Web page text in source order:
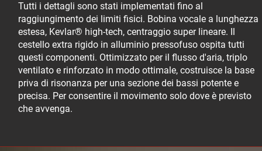
Tutti i dettagli sono stati implementati fino al
raggiungimento dei limiti fisici. Bobina vocale a lunghezza
estesa, Kevlar® high-tech, centraggio super lineare. Il
cestello extra rigido in alluminio pressofuso ospita tutti
questi componenti. Ottimizzato per il flusso d'aria, triplo
ventilato e rinforzato in modo ottimale, costruisce la base
priva di risonanza per una sezione dei bassi potente e
precisa. Per consentire il movimento solo dove è previsto
che avvenga.